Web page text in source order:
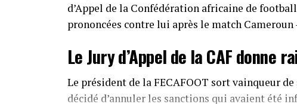
d’Appel de la Confédération africaine de
prononcées contre lui après le match Cameroun
Le Jury d’Appel de la CAF donne
Le président de la FECAFOOT sort vainqueur de
décidé d’annuler les sanctions qui avaient été